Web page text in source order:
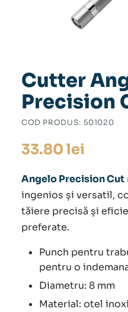
Cutter
Precision
COD PRODUS: 501020
33.80 lei
Angelo Precision Cut
ingenios și versatil,
tăiere precisă și
preferate.
Punch pentru
pentru o
Diametru: 8 mm
Material: otel